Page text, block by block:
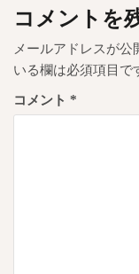
ー
シ
ョ
ン
コメントを
メールアドレスが公
いる欄は必須項目で
コメント *